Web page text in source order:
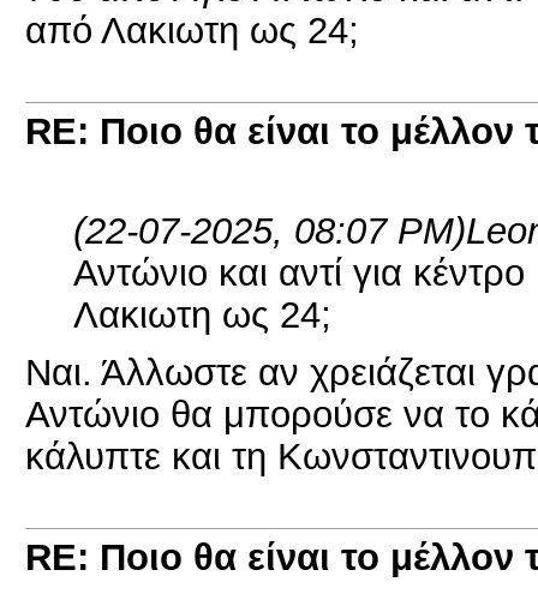
από Λακιωτη ως 24;
RE: Ποιο θα είναι το μέλλον
(22-07-2025, 08:07 PM)
Αντώνιο και αντί για
Λακιωτη ως 24;
Ναι. Άλλωστε αν χρειάζεται
Αντώνιο θα μπορούσε να το
κάλυπτε και τη
RE: Ποιο θα είναι το μέλλον